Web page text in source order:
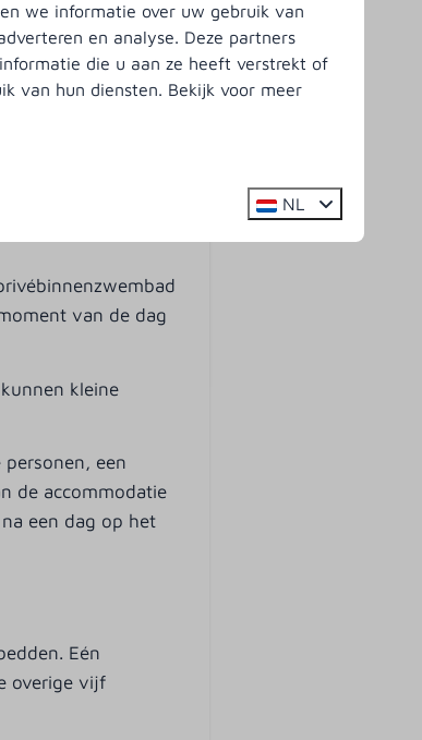
de Huyskamer
Smart TV en
te komen, maar
hele gezelschap
van de dag
kleine
een
de accommodatie
een dag op het
Eén
overige vijf
we informatie over uw gebruik van
en analyse. Deze partners
die u aan ze heeft verstrekt of
van hun diensten. Bekijk voor meer
NL